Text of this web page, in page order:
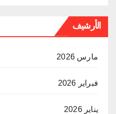
الأرشيف
مارس 2026
فبراير 2026
يناير 2026